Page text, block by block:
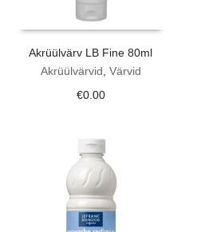
Akrüülvärv LB Fine 80ml
Akrüülvärvid Värvid
€0.00